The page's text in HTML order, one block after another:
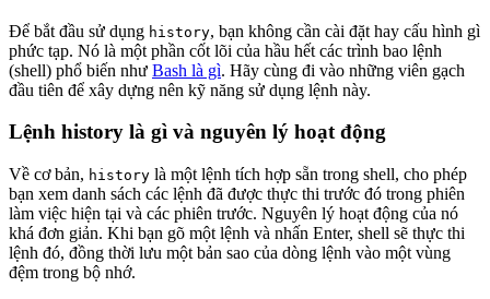
Để bắt đầu sử dụng history, bạn không cần cài đặt hay cấu hình gì
phức tạp. Nó là một phần cốt lõi của hầu hết các trình bao lệnh
(shell) phổ biến như Bash là gì. Hãy cùng đi vào những viên gạch
đầu tiên để xây dựng nên kỹ năng sử dụng lệnh này.
Lệnh history là gì và nguyên lý hoạt động
Về cơ bản, history là một lệnh tích hợp sẵn trong shell, cho phép
bạn xem danh sách các lệnh đã được thực thi trước đó trong phiên
làm việc hiện tại và các phiên trước. Nguyên lý hoạt động của nó
khá đơn giản. Khi bạn gõ một lệnh và nhấn Enter, shell sẽ thực thi
lệnh đó, đồng thời lưu một bản sao của dòng lệnh vào một vùng
đệm trong bộ nhớ.